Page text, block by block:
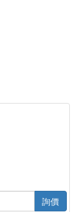
詢價